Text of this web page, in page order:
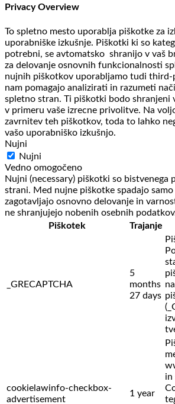
Privacy Overview
To spletno mesto uporablja piškotke za
uporabniške izkušnje. Piškotki ki so
potrebni, se avtomatsko shranijo v vaš
za delovanje osnovnih funkcionalnosti
nujnih piškotkov uporabljamo tudi third-
nam pomagajo analizirati in razumeti
spletno stran. Ti piškotki bodo shranjeni
v primeru vaše izrecne privolitve. Na
zavrnitev teh piškotkov, toda to lahko
vašo uporabniško izkušnjo.
Nujni
Nujni
Vedno omogočeno
Nujni (necessary) piškotki so bistvenega
strani. Med nujne piškotke spadajo
zagotavljajo osnovno delovanje in
ne shranjujejo nobenih osebnih
Piškotek
Trajanje
_GRECAPTCHA
5
months
27 days
cookielawinfo-checkbox-
advertisement
1 year
in